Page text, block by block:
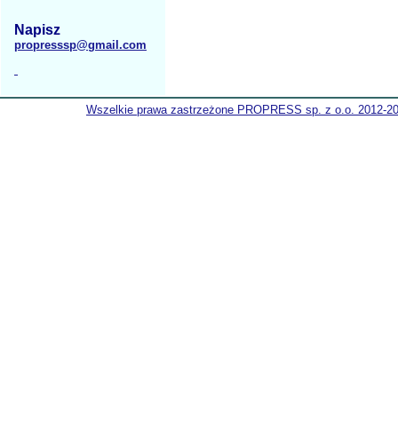
Napisz
propresssp@gmail.com
Wszelkie prawa zastrzeżone PROPRESS sp. z o.o. 2012-